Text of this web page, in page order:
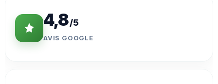
4,8/5
AVIS GOOGLE